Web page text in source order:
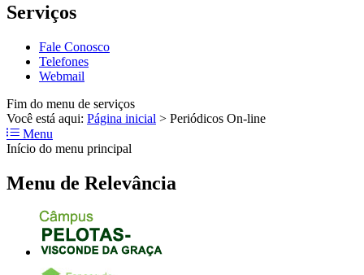
Serviços
Fale Conosco
Telefones
Webmail
Fim do menu de serviços
Você está aqui: Página inicial > Periódicos On-line
Menu
Início do menu principal
Menu de Relevância